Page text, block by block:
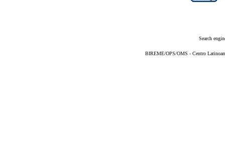
Search
BIREME/OPS/OMS - Centro